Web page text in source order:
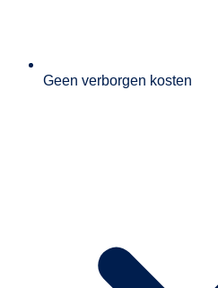
Geen verborgen kosten